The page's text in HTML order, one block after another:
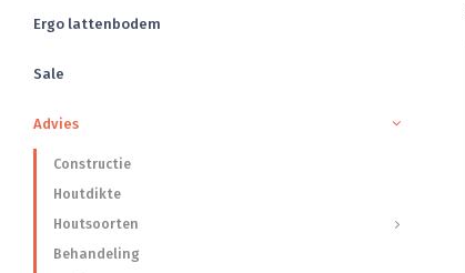
Ergo lattenbodem
Sale
Advies
Constructie
Houtdikte
Houtsoorten
Behandeling